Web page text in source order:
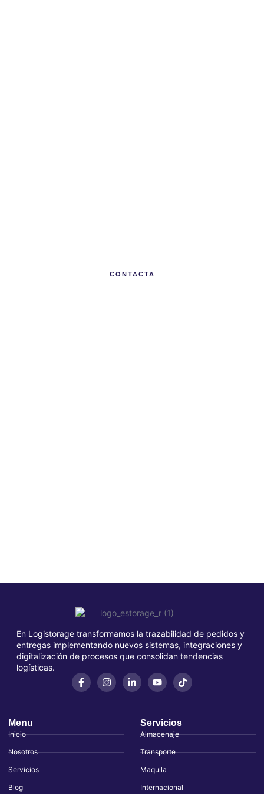
CONTACTA
En Logistorage transformamos la trazabilidad de pedidos y
entregas implementando nuevos sistemas, integraciones y
digitalización de procesos que consolidan tendencias
logísticas.
Menu
Inicio
Nosotros
Servicios
Blog
Servicios
Almacenaje
Transporte
Maquila
Internacional